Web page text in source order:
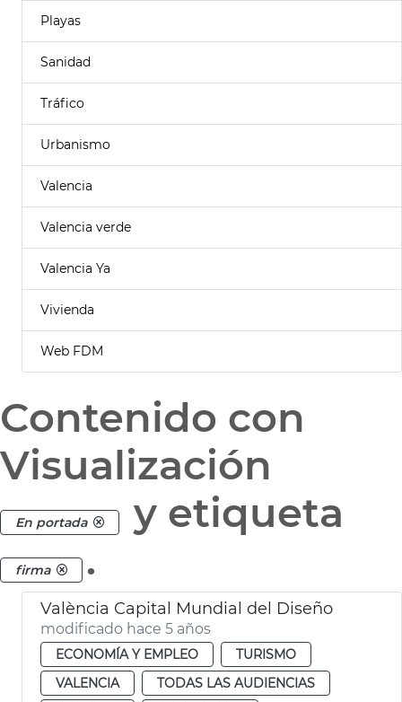
Playas
Sanidad
Tráfico
Urbanismo
Valencia
Valencia verde
Valencia Ya
Vivienda
Web FDM
Contenido con
Visualización
En portada y etiqueta
firma .
València Capital Mundial del Diseño
modificado hace 5 años
ECONOMÍA Y EMPLEO
TURISMO
VALENCIA
TODAS LAS AUDIENCIAS